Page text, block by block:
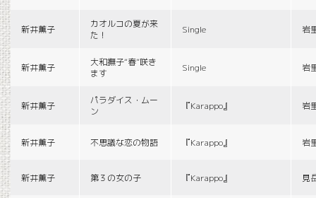
新井薫子
カオルコの夏が来
た！
Single 岩
新井薫子
大和撫子“春”咲き
ます
Single 岩
新井薫子
パラダイス・ムー
ン
『Karappo』 岩
新井薫子 不思議な恋の物語 『Karappo』 岩
新井薫子 第３の女の子 『Karappo』 見